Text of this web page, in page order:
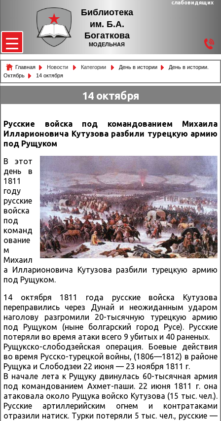
Библиотека
им. Б.А.
Богаткова
МОДЕЛЬНАЯ
слабовидящих
Главная Новости Категории День в истории
День в истории.
Октябрь
14 октября
14 октября
Русские войска под командованием Михаила
Илларионовича Кутузова разбили турецкую армию
под Рущуком
В этот
день в
1811
году
русские
войска
под
команд
ование
м
Михаил
а Илларионовича Кутузова разбили турецкую армию
под Рущуком.
14 октября 1811 года русские войска Кутузова
переправились через Дунай и неожиданным ударом
наголову разгромили 20-тысячную турецкую армию
под Рущуком (ныне болгарский город Русе). Русские
потеряли во время атаки всего 9 убитых и 40 раненых.
Рущукско-слободзейская операция. Боевые действия
во время Русско-турецкой войны, (1806—1812) в районе
Рущука и Слободзеи 22 июня — 23 ноября 1811 г.
В начале лета к Рущуку двинулась 60-тысячная армия
под командованием Ахмет-паши. 22 июня 1811 г. она
атаковала около Рущука войско Кутузова (15 тыс. чел.).
Русские артиллерийским огнем и контратаками
отразили натиск. Турки потеряли 5 тыс. чел., русские —